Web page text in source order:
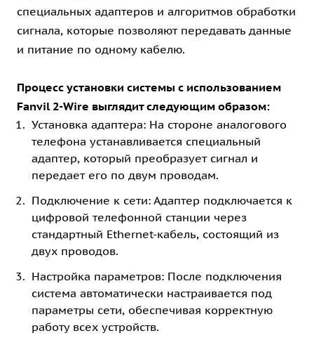
специальных адаптеров и алгоритмов обработки
сигнала, которые позволяют передавать данные
и питание по одному кабелю.
Процесс установки системы с использованием
Fanvil 2-Wire выглядит следующим образом:
Установка адаптера: На стороне аналогового
телефона устанавливается специальный
адаптер, который преобразует сигнал и
передает его по двум проводам.
Подключение к сети: Адаптер подключается к
цифровой телефонной станции через
стандартный Ethernet-кабель, состоящий из
двух проводов.
Настройка параметров: После подключения
система автоматически настраивается под
параметры сети, обеспечивая корректную
работу всех устройств.